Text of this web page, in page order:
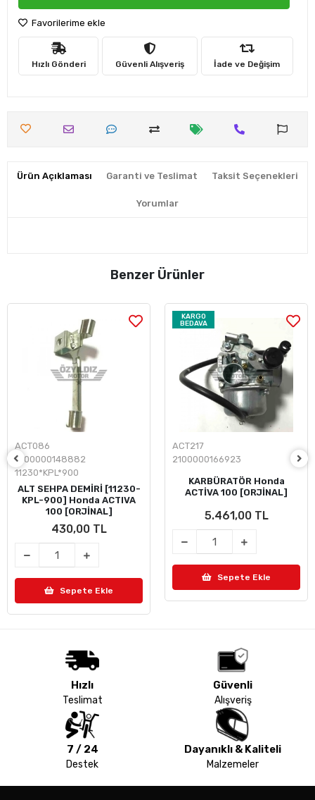
Favorilerime ekle
Hızlı Gönderi Güvenli Alışveriş İade ve Değişim
Ürün Açıklaması Garanti ve Teslimat Taksit Seçenekleri
Yorumlar
Benzer Ürünler
ACT086
2100000148882
11230*KPL*900
ALT SEHPA DEMİRİ [11230-
KPL-900] Honda ACTIVA
100 [ORJİNAL]
430,00 TL
Sepete Ekle
KARGO
BEDAVA
ACT217
2100000166923
KARBÜRATÖR Honda
ACTİVA 100 [ORJİNAL]
5.461,00 TL
Sepete Ekle
Hızlı
Teslimat
Güvenli
Alışveriş
7 / 24
Destek
Dayanıklı & Kaliteli
Malzemeler